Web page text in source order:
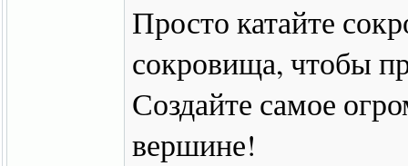
Просто катайте
сокровища, чтобы
Создайте самое
вершине!